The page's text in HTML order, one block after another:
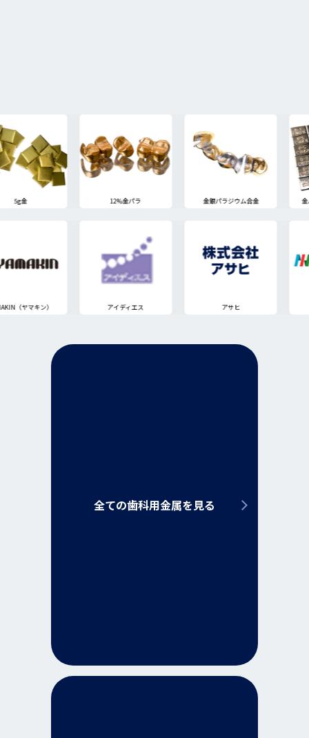
5g金 12%金パラ 金銀パラジウム合金
（ヤマキン） アイディエス アサヒ
全ての歯科用金属を見る